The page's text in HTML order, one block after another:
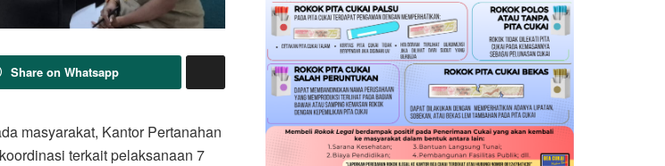
Share on Whatsapp
masyarakat, Kantor Pertanahan
terkait pelaksanaan 7